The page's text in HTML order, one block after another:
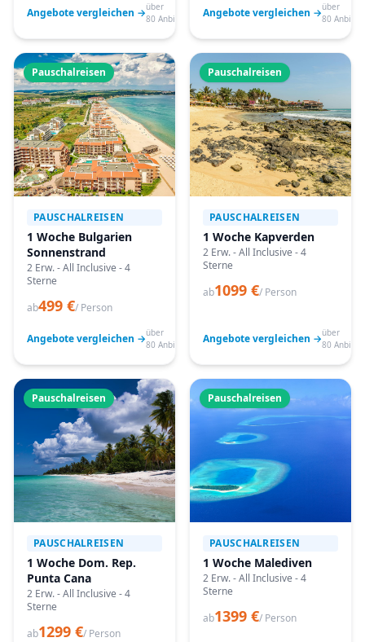
Angebote vergleichen →über
80 Anbieter
Angebote vergleichen →über
80
Pauschalreisen
PAUSCHALREISEN
1 Woche Bulgarien
Sonnenstrand
2 Erw. - All Inclusive - 4
Sterne
ab499 €/ Person
Angebote vergleichen →über
80 Anbieter
Pauschalreisen
PAUSCHALREISEN
1 Woche Kapverden
2 Erw. - All Inclusive - 4
Sterne
ab1099 €/ Person
Angebote vergleichen →über
80
Pauschalreisen
PAUSCHALREISEN
1 Woche Dom. Rep.
Punta Cana
2 Erw. - All Inclusive - 4
Sterne
ab1299 €/ Person
Pauschalreisen
PAUSCHALREISEN
1 Woche Malediven
2 Erw. - All Inclusive - 4
Sterne
ab1399 €/ Person